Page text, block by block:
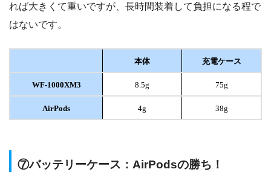
れば大きくて重いですが、長時間装着して負担になる程で
はないです。
本体 充電ケース
WF-1000XM3 8.5g 75g
AirPods 4g 38g
⑦バッテリーケース：AirPodsの勝ち！